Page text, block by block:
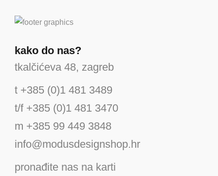
kako do nas?
tkalčićeva 48, zagreb
t +385 (0)1 481 3489
t/f +385 (0)1 481 3470
m +385 99 449 3848
info@modusdesignshop.hr
pronađite nas na karti